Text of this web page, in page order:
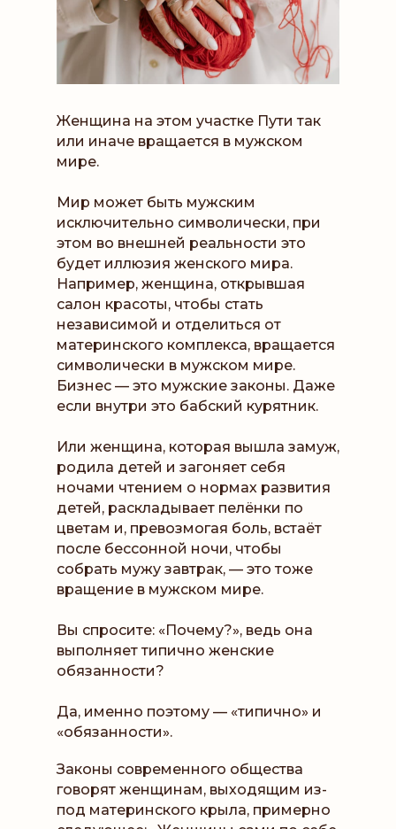
Женщина на этом участке Пути так
или иначе вращается в мужском
мире.
Мир может быть мужским
исключительно символически, при
этом во внешней реальности это
будет иллюзия женского мира.
Например, женщина, открывшая
салон красоты, чтобы стать
независимой и отделиться от
материнского комплекса, вращается
символически в мужском мире.
Бизнес — это мужские законы. Даже
если внутри это бабский курятник.
Или женщина, которая вышла замуж,
родила детей и загоняет себя
ночами чтением о нормах развития
детей, раскладывает пелёнки по
цветам и, превозмогая боль, встаёт
после бессонной ночи, чтобы
собрать мужу завтрак, — это тоже
вращение в мужском мире.
Вы спросите: «Почему?», ведь она
выполняет типично женские
обязанности?
Да, именно поэтому — «типично» и
«обязанности».
Законы современного общества
говорят женщинам, выходящим из-
под материнского крыла, примерно